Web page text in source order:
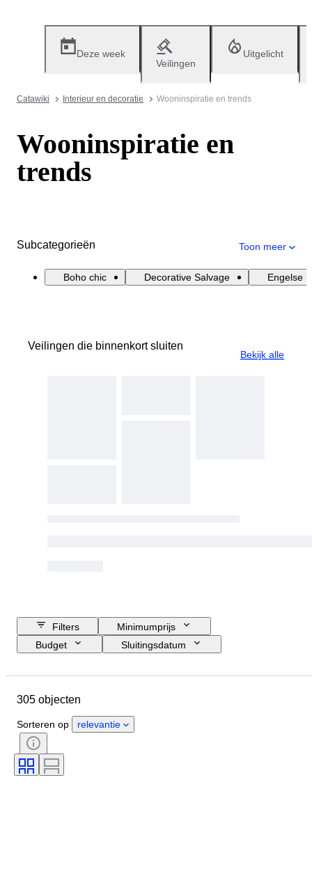
Deze week
Veilingen
Uitgelicht
Catawiki Interieur en decoratie Wooninspiratie en trends
Wooninspiratie en
trends
Subcategorieën Toon meer
Boho chic Decorative Salvage Engelse
Veilingen die binnenkort sluiten
Bekijk alle
Filters
Minimumprijs
Budget
Sluitingsdatum
Land van herkomst
Geslacht
Conditie
Certificaat
Techniek
Oplage
305 objecten
Sorteren op relevantie